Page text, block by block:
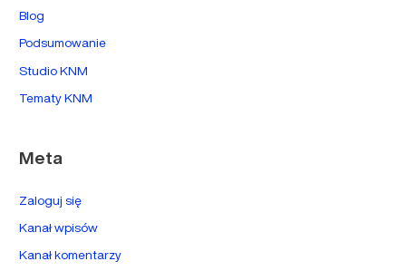
Blog
Podsumowanie
Studio KNM
Tematy KNM
Meta
Zaloguj się
Kanał wpisów
Kanał komentarzy